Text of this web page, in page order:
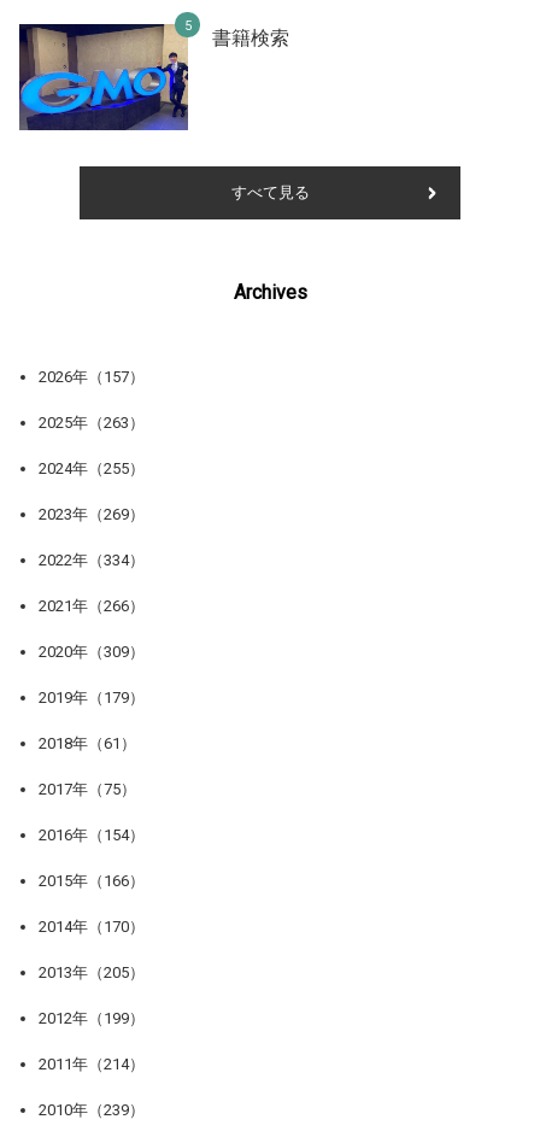
書籍検索
すべて見る
Archives
2026年（157）
2025年（263）
2024年（255）
2023年（269）
2022年（334）
2021年（266）
2020年（309）
2019年（179）
2018年（61）
2017年（75）
2016年（154）
2015年（166）
2014年（170）
2013年（205）
2012年（199）
2011年（214）
2010年（239）